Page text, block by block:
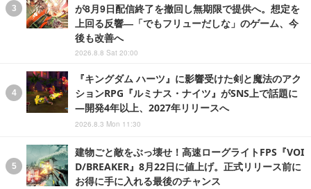
が8月9日配信終了を撤回し無期限で提供へ。想定を
上回る反響―「でもフリューだしな」のゲーム、今
後も改善へ
2026.8.8 Sat 20:00
『キングダム ハーツ』に影響受けた剣と魔法のアク
ションRPG『ルミナス・ナイツ』がSNS上で話題に
―開発4年以上、2027年リリースへ
2026.8.3 Mon 11:30
建物ごと敵をぶっ壊せ！高速ローグライトFPS『VOI
D/BREAKER』8月22日に値上げ。正式リリース前に
お得に手に入れる最後のチャンス